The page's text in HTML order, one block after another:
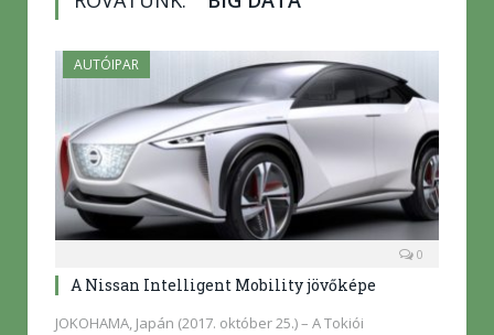
AUTÓIPAR
0
A Nissan Intelligent Mobility jövőképe
JOKOHAMA, Japán (2017. október 25.) – A Tokiói